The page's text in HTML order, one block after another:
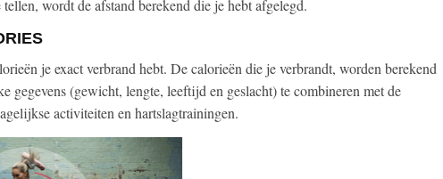
wordt de afstand berekend die je hebt afgelegd.
je exact verbrand hebt. De calorieën die je verbrandt, worden berekend
gegevens (gewicht, lengte, leeftijd en geslacht) te combineren met de
activiteiten en hartslagtrainingen.